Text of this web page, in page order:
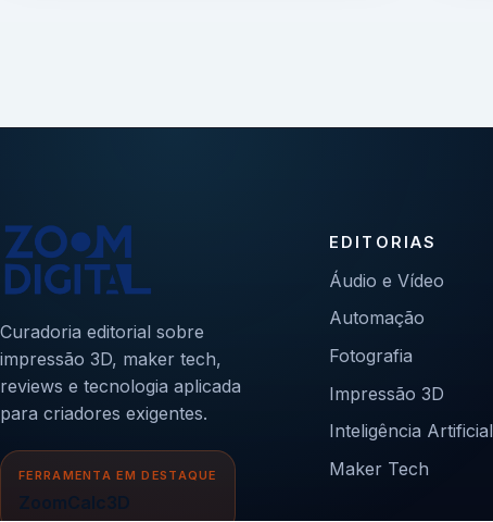
Curadoria editorial sobre
impressão 3D, maker tech,
reviews e tecnologia aplicada
para criadores exigentes.
FERRAMENTA EM DESTAQUE
ZoomCalc3D
EDITORIAS
Áudio e Vídeo
Automação
Fotografia
Impressão 3D
Inteligência Artificial
Maker Tech